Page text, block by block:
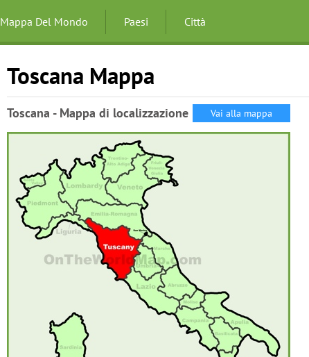
Mappa Del Mondo Paesi Città
Toscana Mappa
Toscana - Mappa di localizzazione Vai alla mappa